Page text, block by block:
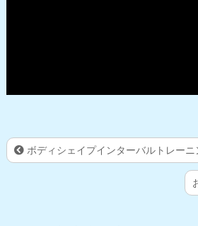
ボディシェイプインターバルトレーニ